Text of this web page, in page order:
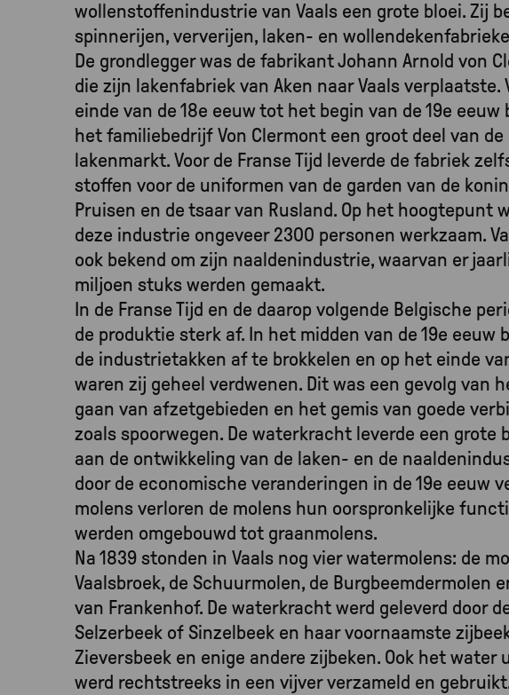
wollenstoffenindustrie van Vaals een grote bloei. Zij
spinnerijen, ververijen, laken- en
De grondlegger was de fabrikant Johann Arnold von
die zijn lakenfabriek van Aken naar Vaals verplaatste.
einde van de 18e eeuw tot het begin van de 19e eeuw
het familiebedrijf Von Clermont een groot deel van de
lakenmarkt. Voor de Franse Tijd leverde de fabriek
stoffen voor de uniformen van de garden van de
Pruisen en de tsaar van Rusland. Op het hoogtepunt
deze industrie ongeveer 2300 personen werkzaam.
ook bekend om zijn naaldenindustrie, waarvan er
miljoen stuks werden gemaakt.
In de Franse Tijd en de daarop volgende Belgische
de produktie sterk af. In het midden van de 19e eeuw
de industrietakken af te brokkelen en op het einde
waren zij geheel verdwenen. Dit was een gevolg van
gaan van afzetgebieden en het gemis van goede
zoals spoorwegen. De waterkracht leverde een grote
aan de ontwikkeling van de laken- en de
door de economische veranderingen in de 19e eeuw
molens verloren de molens hun oorspronkelijke
werden omgebouwd tot graanmolens.
Na 1839 stonden in Vaals nog vier watermolens: de
Vaalsbroek, de Schuurmolen, de Burgbeemdermolen
van Frankenhof. De waterkracht werd geleverd door
Selzerbeek of Sinzelbeek en haar voornaamste
Zieversbeek en enige andere zijbeken. Ook het water
werd rechtstreeks in een vijver verzameld en